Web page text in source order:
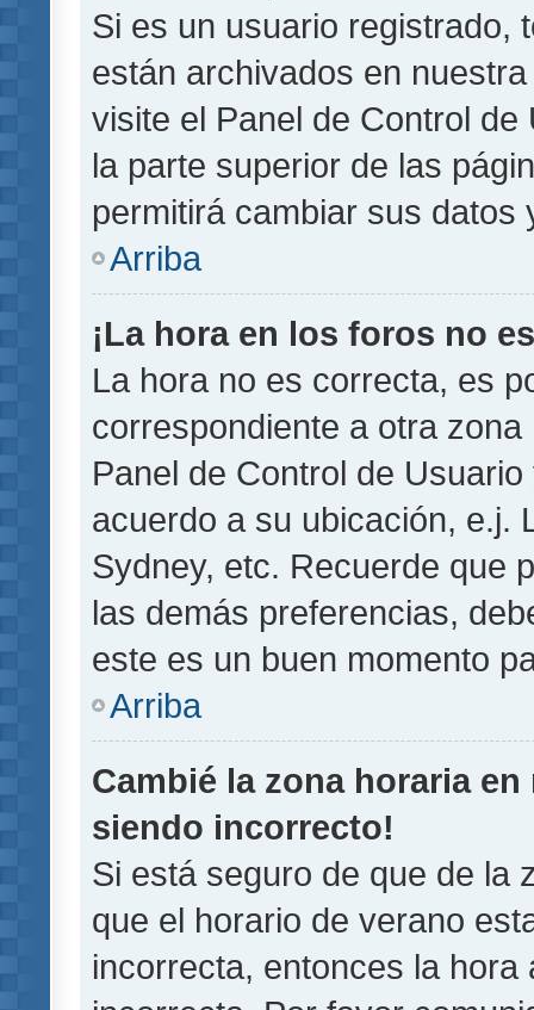
Si es un usuario registrado,
están archivados en
visite el Panel de Control
la parte superior de las
permitirá cambiar sus datos
Arriba
¡La hora en los foros no
La hora no es correcta, es
correspondiente a otra
Panel de Control de
acuerdo a su ubicación, e.j.
Sydney, etc. Recuerde que
las demás preferencias,
este es un buen momento
Arriba
Cambié la zona horaria
siendo incorrecto!
Si está seguro de que de la
que el horario de verano
incorrecta, entonces la